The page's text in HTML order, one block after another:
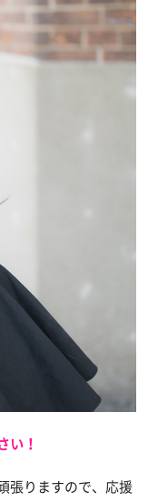
い！
張りますので、応援